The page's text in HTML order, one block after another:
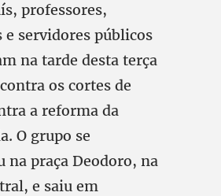
professores,
e servidores públicos
na tarde desta terça
os cortes de
a reforma da
O grupo se
na praça Deodoro, na
e saiu em